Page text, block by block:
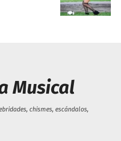
Musical
chismes, escándalos,